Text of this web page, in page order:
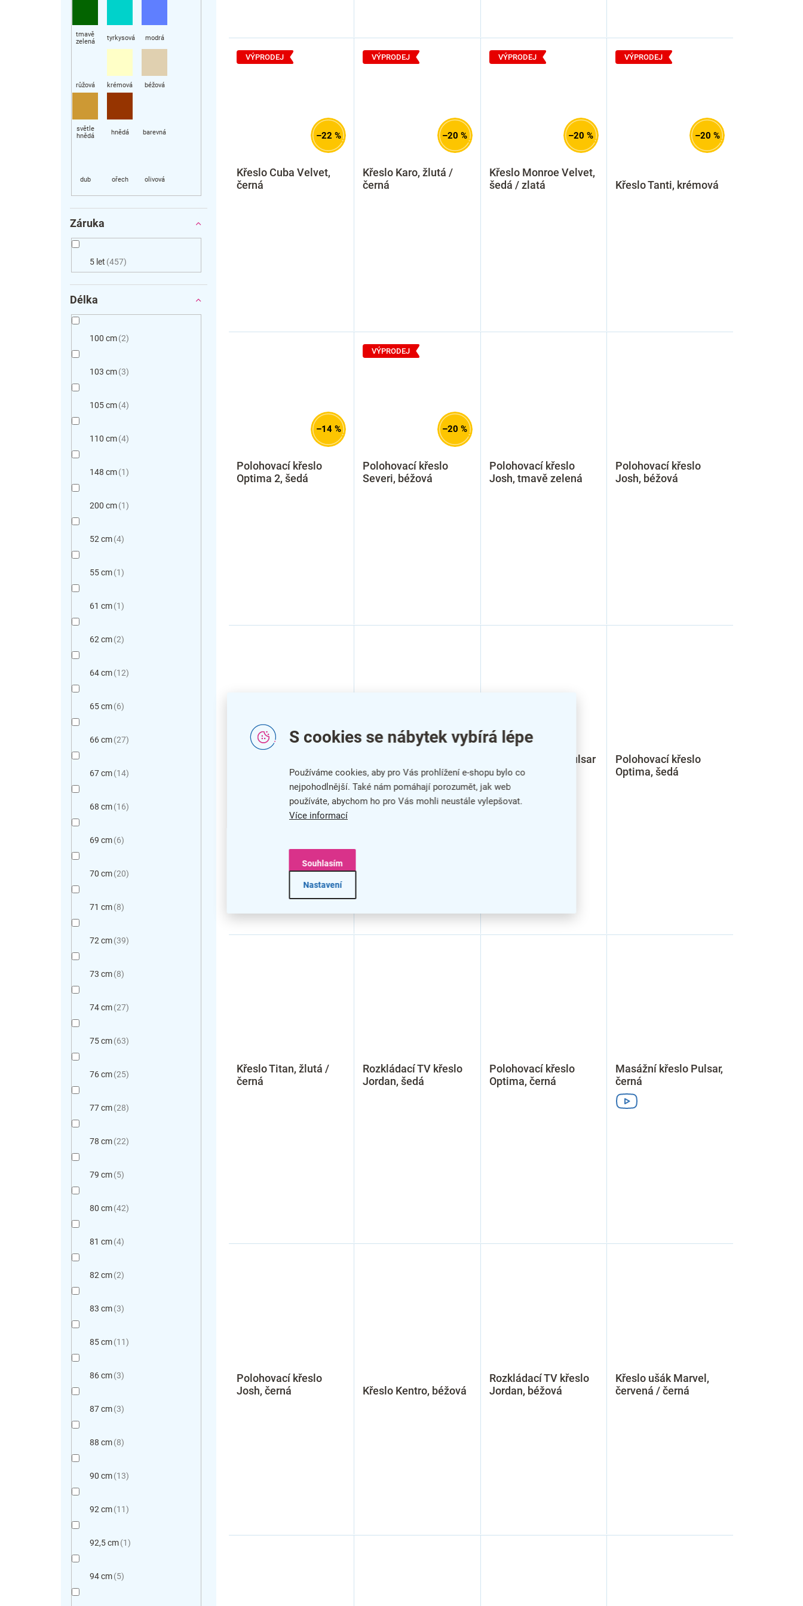
S cookies se nábytek vybírá lépe
Používáme cookies, aby pro Vás prohlížení e-shopu bylo co
nejpohodlnější. Také nám pomáhají porozumět, jak web
používáte, abychom ho pro Vás mohli neustále vylepšovat.
Více informací
Nastavení
Souhlasím
Záruka
5 let 457
Délka
100 cm 2
103 cm 3
105 cm 4
110 cm 4
148 cm 1
200 cm 1
52 cm 4
55 cm 1
61 cm 1
62 cm 2
64 cm 12
65 cm 6
66 cm 27
67 cm 14
68 cm 16
69 cm 6
70 cm 20
71 cm 8
72 cm 39
73 cm 8
74 cm 27
75 cm 63
76 cm 25
77 cm 28
78 cm 22
79 cm 5
80 cm 42
81 cm 4
82 cm 2
83 cm 3
85 cm 11
86 cm 3
87 cm 3
88 cm 8
90 cm 13
92 cm 11
92,5 cm 1
94 cm 5
VÝPRODEJ
–22 %
Křeslo Cuba Velvet,
černá
VÝPRODEJ
–20 %
Křeslo Karo, žlutá /
černá
VÝPRODEJ
–20 %
Křeslo Monroe Velvet,
šedá / zlatá
VÝPRODEJ
–20 %
Křeslo Tanti, krémová
–14 %
Polohovací křeslo
Optima 2, šedá
VÝPRODEJ
–20 %
Polohovací křeslo
Severi, béžová
Polohovací křeslo
Josh, tmavě zelená
Polohovací křeslo
Josh, béžová
přírodní dřevo
zelená / černá
Masážní křeslo Pulsar
2, béžová
Polohovací křeslo
Optima, šedá
Křeslo Titan, žlutá /
černá
Rozkládací TV křeslo
Jordan, šedá
Polohovací křeslo
Optima, černá
Masážní křeslo Pulsar,
černá
Polohovací křeslo
Josh, černá
Křeslo Kentro, béžová
Rozkládací TV křeslo
Jordan, béžová
Křeslo ušák Marvel,
červená / černá